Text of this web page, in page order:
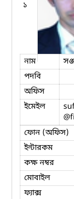
১
নাম
পদবি
অফিস
ইমেইল
ফোন (অফিস)
ইন্টারকম
কক্ষ নম্বর
মোবাইল
ফ্যাক্স